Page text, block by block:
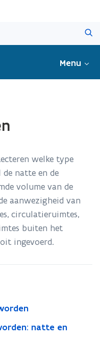
Menu
welke type
natte en de
volume van de
aanwezigheid van
circulatieruimtes,
buiten het
ingevoerd.
natte en